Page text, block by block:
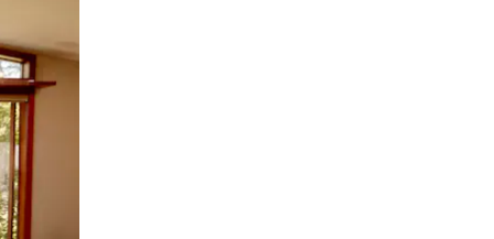
glisser.